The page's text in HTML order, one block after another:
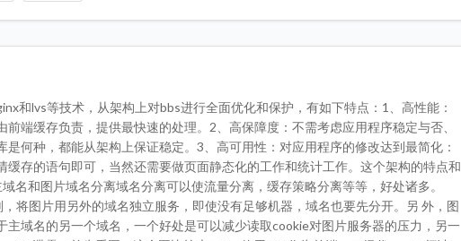
和lvs等技术，从架构上对bbs进行全面优化和保护，有如下特点：1、高性能：
前端缓存负责，提供最快速的处理。2、高保障度：不需考虑应用程序稳定与否、
是何种，都能从架构上保证稳定。3、高可用性：对应用程序的修改达到最简化：
缓存的语句即可，当然还需要做页面静态化的工作和统计工作。这个架构的特点和
名和图片域名分离域名分离可以使流量分离，缓存策略分离等等，好处诸多。
将图片用另外的域名独立服务，即使没有足够机器，域名也要先分开。另 外，图
主域名的另一个域名，一个好处是可以减少读取cookie对图片服务器的压力，另一